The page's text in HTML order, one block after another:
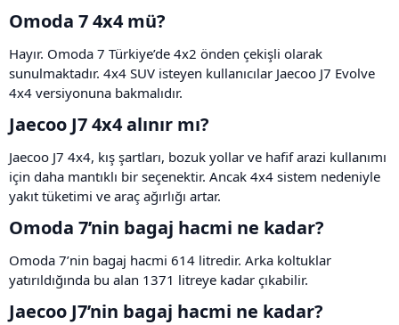
Omoda 7 4x4 mü?​
Hayır. Omoda 7 Türkiye’de 4x2 önden çekişli olarak
sunulmaktadır. 4x4 SUV isteyen kullanıcılar Jaecoo J7 Evolve
4x4 versiyonuna bakmalıdır.
Jaecoo J7 4x4 alınır mı?​
Jaecoo J7 4x4, kış şartları, bozuk yollar ve hafif arazi kullanımı
için daha mantıklı bir seçenektir. Ancak 4x4 sistem nedeniyle
yakıt tüketimi ve araç ağırlığı artar.
Omoda 7’nin bagaj hacmi ne kadar?​
Omoda 7’nin bagaj hacmi 614 litredir. Arka koltuklar
yatırıldığında bu alan 1371 litreye kadar çıkabilir.
Jaecoo J7’nin bagaj hacmi ne kadar?​